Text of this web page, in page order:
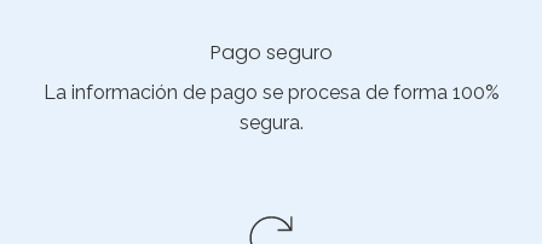
Pago seguro
La información de pago se procesa de forma 100%
segura.